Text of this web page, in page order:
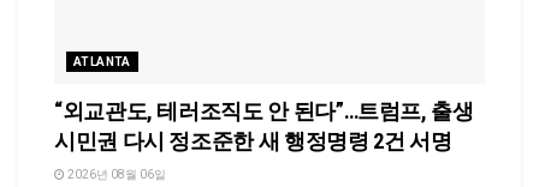
ATLANTA
“외교관도, 테러조직도 안 된다”…트럼프, 출생
시민권 다시 정조준한 새 행정명령 2건 서명
2026년 08월 06일